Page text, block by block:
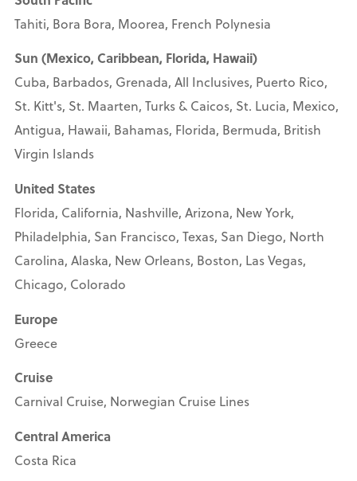
Tahiti, Bora Bora, Moorea, French Polynesia
Sun (Mexico, Caribbean, Florida, Hawaii)
Cuba, Barbados, Grenada, All Inclusives, Puerto Rico,
St. Kitt's, St. Maarten, Turks & Caicos, St. Lucia, Mexico,
Antigua, Hawaii, Bahamas, Florida, Bermuda, British
Virgin Islands
United States
Florida, California, Nashville, Arizona, New York,
Philadelphia, San Francisco, Texas, San Diego, North
Carolina, Alaska, New Orleans, Boston, Las Vegas,
Chicago, Colorado
Europe
Greece
Cruise
Carnival Cruise, Norwegian Cruise Lines
Central America
Costa Rica